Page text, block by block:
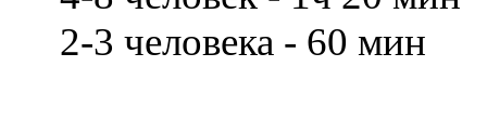
2-3 человека - 60 мин